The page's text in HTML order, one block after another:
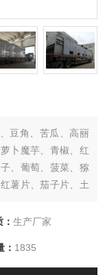
豆角、苦瓜、高丽
卜魔芋、青椒、红
、葡萄、菠菜、猕
薯片、茄子片、土
板栗、茶叶、白萝
生产厂家
1835